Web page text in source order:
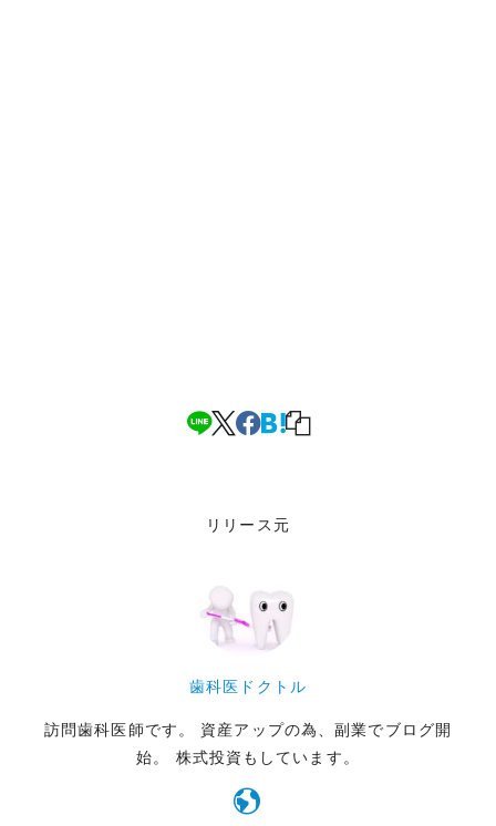
リリース元
歯科医ドクトル
訪問歯科医師です。 資産アップの為、副業でブログ開
始。 株式投資もしています。